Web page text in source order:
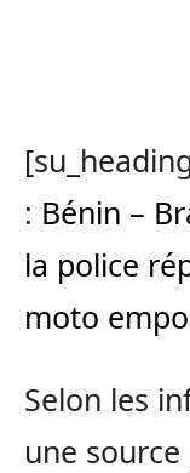
: Bénin –
la police
moto
Selon les
une